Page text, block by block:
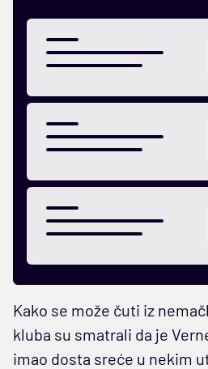
Kako se može čuti iz
kluba su smatrali da je
imao dosta sreće u nekim